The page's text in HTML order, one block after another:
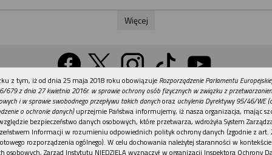
Więcej
Wersja na komputer
Działy Tematy Kontakt Reklama
Patronaty
Polityka prywatności
REKLAMA
z tym, iż od dnia 25 maja 2018 roku obowiązuje Rozporządzenie Parlamentu
679 z dnia 27 kwietnia 2016r. w sprawie ochrony osób fizycznych w związku z
i w sprawie swobodnego przepływu takich danychoraz uchylenia Dyrektywy 95/46/WE
o ochronie danych)uprzejmie Państwa informujemy, iż nasza organizacja, mając
bezpieczeństwo danych osobowych, które przetwarza, wdrożyła System
Informacji w rozumieniu odpowiednich polityk ochrony danych (zgodnie z art.
rozporządzenia ogólnego). W celu dochowania należytej staranności w
osobowych, Zarząd Instytutu NIEDZIELA wyznaczył w organizacji Inspektora Ochrony